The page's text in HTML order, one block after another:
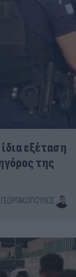
εξέταση
της
ΓΕΩΡΓΑΚΌΠΟΥΛΟΣ